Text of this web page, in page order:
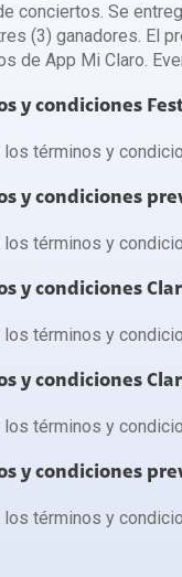
conciertos. Se
(3) ganadores. El
de App Mi Claro.
y condiciones
los términos y
y condiciones
los términos y
y condiciones
los términos y
y condiciones
los términos y
y condiciones
los términos y